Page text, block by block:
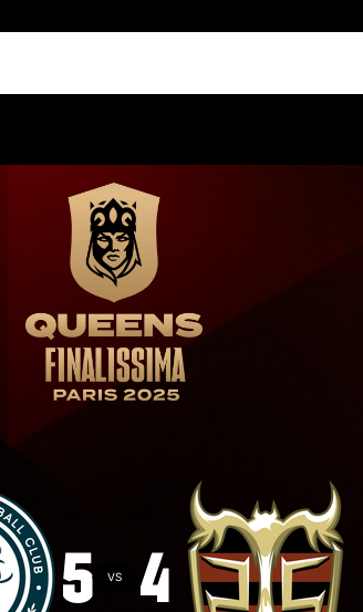
Queens Finalissima Paris 2025
5 VS 4